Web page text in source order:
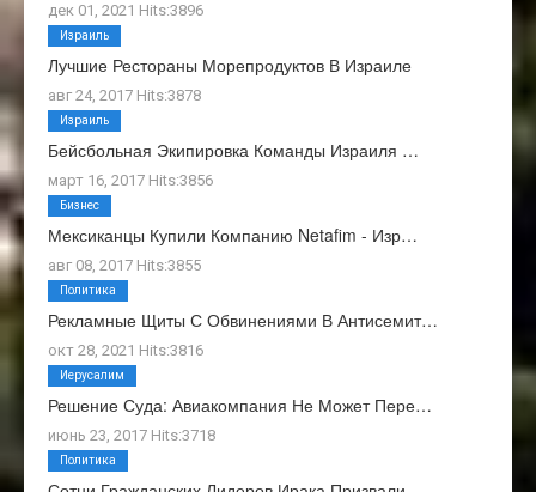
дек 01, 2021 Hits:3896
Лучшие Рестораны Морепродуктов В Израиле
авг 24, 2017 Hits:3878
Израиль
Бейсбольная Экипировка Команды Израиля …
март 16, 2017 Hits:3856
Израиль
Мексиканцы Купили Компанию Netafim - Изр…
авг 08, 2017 Hits:3855
Бизнес
Рекламные Щиты С Обвинениями В Антисемит…
окт 28, 2021 Hits:3816
Политика
Решение Суда: Авиакомпания Не Может Пере…
июнь 23, 2017 Hits:3718
Иерусалим
Политика